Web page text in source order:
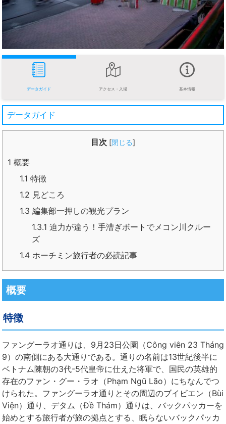
データガイド アクセス・入場 基本情報
データガイド
目次 [閉じる]
1 概要
1.1 特徴
1.2 見どころ
1.3 編集部一押しの観光プラン
1.3.1 迫力が違う！手漕ぎボートでメコン川クルー
ズ
1.4 ホーチミン旅行者の必読記事
概要
特徴
ファングーラオ通りは、9月23日公園（Công viên 23 Tháng
9）の南側にある大通りである。通りの名前は13世紀後半に
ベトナム陳朝の3代-5代皇帝に仕えた将軍で、国民の英雄的
存在のファン・グー・ラオ（Phạm Ngũ Lão）にちなんでつ
けられた。ファングーラオ通りとその周辺のブイビエン（Bùi
Viện）通り、デタム（Đề Thám）通りは、バックパッカーを
始めとする旅行者が旅の拠点とする、眠らないバックパッカ